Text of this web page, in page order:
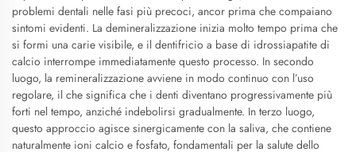
problemi dentali nelle fasi più precoci, ancor prima che compaiano
sintomi evidenti. La demineralizzazione inizia molto tempo prima che
si formi una carie visibile, e il dentifricio a base di idrossiapatite di
calcio interrompe immediatamente questo processo. In secondo
luogo, la remineralizzazione avviene in modo continuo con l’uso
regolare, il che significa che i denti diventano progressivamente più
forti nel tempo, anziché indebolirsi gradualmente. In terzo luogo,
questo approccio agisce sinergicamente con la saliva, che contiene
naturalmente ioni calcio e fosfato, fondamentali per la salute dello